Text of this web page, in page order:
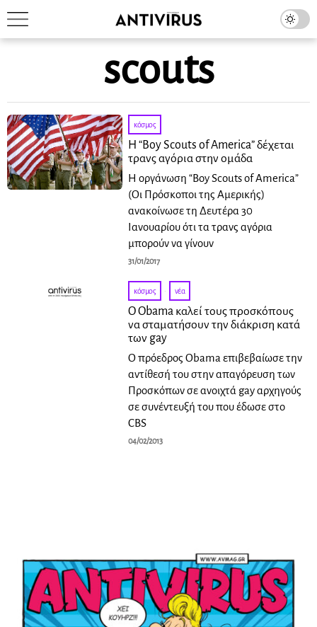
scouts
κόσμος
Η “Boy Scouts of America” δέχεται
τρανς αγόρια στην ομάδα
Η οργάνωση “Boy Scouts of America”
(Οι Πρόσκοποι της Αμερικής)
ανακοίνωσε τη Δευτέρα 30
Ιανουαρίου ότι τα τρανς αγόρια
μπορούν να γίνουν
31/01/2017
κόσμος · νέα
Ο Οbama καλεί τους προσκόπους
να σταματήσουν την διάκριση κατά
των gay
Ο πρόεδρος Obama επιβεβαίωσε την
αντίθεσή του στην απαγόρευση των
Προσκόπων σε ανοιχτά gay αρχηγούς
σε συνέντευξή του που έδωσε στο
CBS
04/02/2013